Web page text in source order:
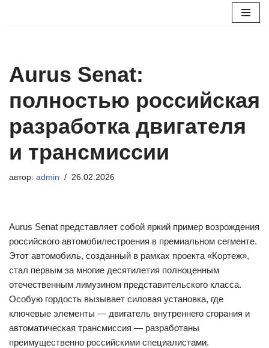
Aurus Senat:
полностью российская
разработка двигателя
и трансмиссии
автор: admin 26.02.2026
Aurus Senat представляет собой яркий пример возрождения
российского автомобилестроения в премиальном сегменте.
Этот автомобиль, созданный в рамках проекта «Кортеж»,
стал первым за многие десятилетия полноценным
отечественным лимузином представительского класса.
Особую гордость вызывает силовая установка, где
ключевые элементы — двигатель внутреннего сгорания и
автоматическая трансмиссия — разработаны
преимущественно российскими специалистами.